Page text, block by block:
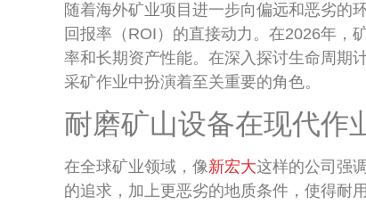
随着海外矿业项目进一步向偏远和恶劣的
回报率（ROI）的直接动力。在2026年，
率和长期资产性能。在深入探讨生命周期
采矿作业中扮演着至关重要的角色。
耐磨矿山设备在现代作
在全球矿业领域，像新宏大这样的公司强
的追求，加上更恶劣的地质条件，使得耐